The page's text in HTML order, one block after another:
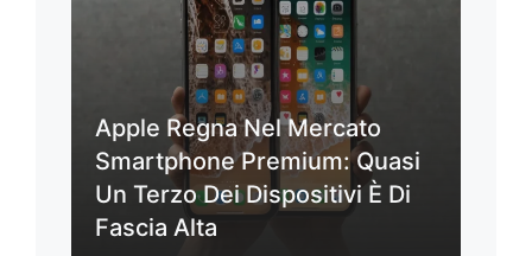
Apple Regna Nel Mercato
Smartphone Premium: Quasi
Un Terzo Dei Dispositivi È Di
Fascia Alta